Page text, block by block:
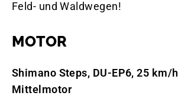
Feld- und Waldwegen!
MOTOR
Shimano Steps, DU-EP6, 25 km/
Mittelmotor